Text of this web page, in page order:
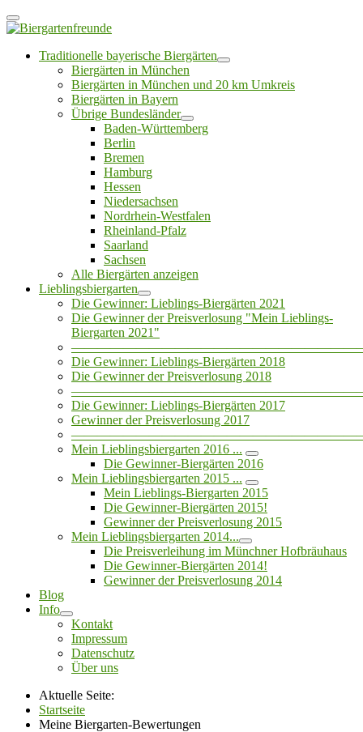
Traditionelle bayerische Biergärten
Biergärten in München
Biergärten in München und 20 km Umkreis
Biergärten in Bayern
Übrige Bundesländer
Baden-Württemberg
Berlin
Bremen
Hamburg
Hessen
Niedersachsen
Nordrhein-Westfalen
Rheinland-Pfalz
Saarland
Sachsen
Alle Biergärten anzeigen
Lieblingsbiergarten
Die Gewinner: Lieblings-Biergärten 2021
Die Gewinner der Preisverlosung "Mein Lieblings-
Biergarten 2021"
Die Gewinner: Lieblings-Biergärten 2018
Die Gewinner der Preisverlosung 2018
Die Gewinner: Lieblings-Biergärten 2017
Gewinner der Preisverlosung 2017
Mein Lieblingsbiergarten 2016 ...
Die Gewinner-Biergärten 2016
Mein Lieblingsbiergarten 2015 ...
Mein Lieblings-Biergarten 2015
Die Gewinner-Biergärten 2015!
Gewinner der Preisverlosung 2015
Mein Lieblingsbiergarten 2014...
Die Preisverleihung im Münchner Hofbräuhaus
Die Gewinner-Biergärten 2014!
Gewinner der Preisverlosung 2014
Blog
Info
Kontakt
Impressum
Datenschutz
Über uns
Aktuelle Seite:
Startseite
Meine Biergarten-Bewertungen